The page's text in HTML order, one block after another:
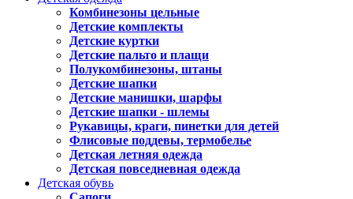
Комбинезоны цельные
Детские комплекты
Детские куртки
Детские пальто и плащи
Полукомбинезоны, штаны
Детские шапки
Детские манишки, шарфы
Детские шапки - шлемы
Рукавицы, краги, пинетки для детей
Флисовые поддевы, термобелье
Детская летняя одежда
Детская повседневная одежда
Детская обувь